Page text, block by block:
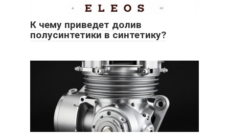
К чему приведет долив
полусинтетики в синтетику?